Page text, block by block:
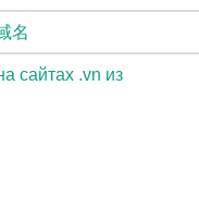
名
сайтах .vn из